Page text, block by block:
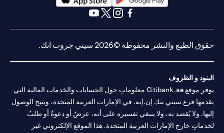
(opens in a new tab)
حقوق الطبع والنشر محفوظة ©2026 سيتي جروب انك.
البنود و الظروف
يوفر موقع Citibank.ae معلوماتٍ حول الحسابات والخدمات المالية التي
يقدمها فرع سيتي بنك إن.إيه. في الإمارات العربية المتحدة، ويتيح الوصول
إليها. ولا يُقصد به، ولا ينبغي تفسيره على أنه، عرضٌ أو دعوةٌ أو طلبٌ
لخدماتٍ خارج الإمارات العربية المتحدة. هذا الموقع الإلكتروني غير